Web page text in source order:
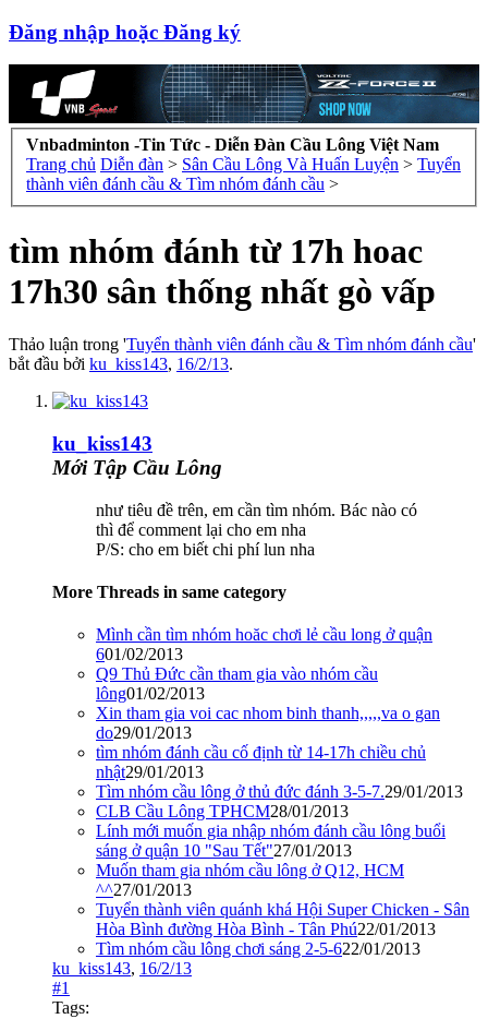
Đăng nhập hoặc Đăng ký
Vnbadminton -Tin Tức - Diễn Đàn Cầu Lông Việt Nam
Trang chủ Diễn đàn > Sân Cầu Lông Và Huấn Luyện > Tuyển
thành viên đánh cầu & Tìm nhóm đánh cầu >
tìm nhóm đánh từ 17h hoac
17h30 sân thống nhất gò vấp
Thảo luận trong 'Tuyển thành viên đánh cầu & Tìm nhóm đánh cầu'
bắt đầu bởi ku_kiss143, 16/2/13.
ku_kiss143
Mới Tập Cầu Lông
như tiêu đề trên, em cần tìm nhóm. Bác nào có
thì để comment lại cho em nha
P/S: cho em biết chi phí lun nha
More Threads in same category
Mình cần tìm nhóm hoăc chơi lẻ cầu long ở quận
601/02/2013
Q9 Thủ Đức cần tham gia vào nhóm cầu
lông01/02/2013
Xin tham gia voi cac nhom binh thanh,,,,,va o gan
do29/01/2013
tìm nhóm đánh cầu cố định từ 14-17h chiều chủ
nhật29/01/2013
Tìm nhóm cầu lông ở thủ đức đánh 3-5-7.29/01/2013
CLB Cầu Lông TPHCM28/01/2013
Lính mới muốn gia nhập nhóm đánh cầu lông buổi
sáng ở quận 10 "Sau Tết"27/01/2013
Muốn tham gia nhóm cầu lông ở Q12, HCM
^^27/01/2013
Tuyển thành viên quánh khá Hội Super Chicken - Sân
Hòa Bình đường Hòa Bình - Tân Phú22/01/2013
Tìm nhóm cầu lông chơi sáng 2-5-622/01/2013
ku_kiss143, 16/2/13
#1
Tags: